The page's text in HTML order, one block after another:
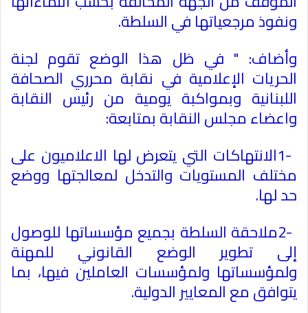
ونفوذ مرجعياتها في السلطة.
وأضاف: " في ظل هذا الوضع تقوم لجنة
الحريات الإعلامية في نقابة محرري الصحافة
اللبنانية وبمواكبة يومية من رئيس النقابة
واعضاء مجلس النقابة بمتابعة:
1-الانتهاكات التي يتعرض لها الاعلاميون على
مختلف المستويات والتدخل لمعالجتها ووضع
حد لها.
2-ملاحقة السلطة بجميع مؤسساتها للوصول
إلى تطوير الوضع القانوني للمهنة
ولمؤسساتها ولمؤسسات العاملين فيها، بما
يتوافق مع المعايير الدولية.